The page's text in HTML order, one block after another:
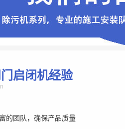
启闭机经验
的团队，确保产品质量